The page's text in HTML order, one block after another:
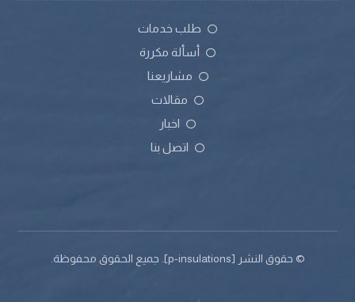
طلب خدمات
أسألة مكررة
مشاريعنا
مقالات
اخبار
اتصل بنا
© حقوق النشر [p-insulations]. جميع الحقوق محفوظة.